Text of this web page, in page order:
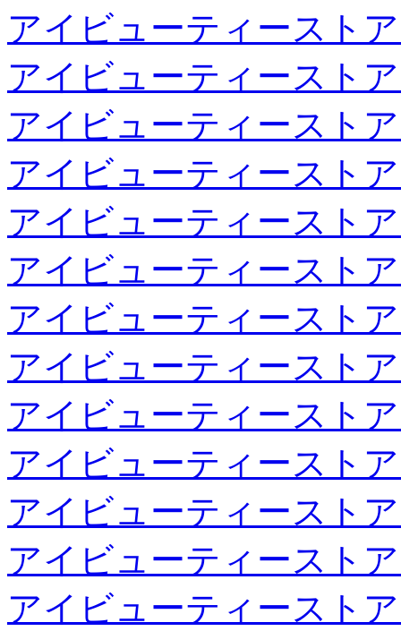
アイビューティースト
アイビューティースト
アイビューティースト
アイビューティースト
アイビューティースト
アイビューティースト
アイビューティースト
アイビューティースト
アイビューティースト
アイビューティースト
アイビューティースト
アイビューティースト
アイビューティースト